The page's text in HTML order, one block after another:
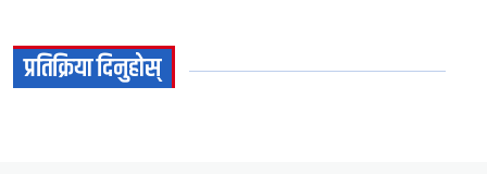
प्रतिक्रिया दिनुहोस्